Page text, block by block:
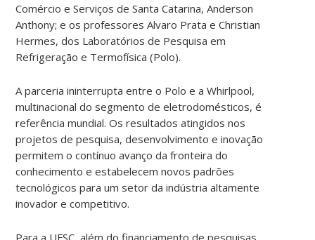
Comércio e Serviços de Santa Catarina, Anderson
Anthony; e os professores Alvaro Prata e Christian
Hermes, dos Laboratórios de Pesquisa em
Refrigeração e Termofísica (Polo).
A parceria ininterrupta entre o Polo e a Whirlpool,
multinacional do segmento de eletrodomésticos, é
referência mundial. Os resultados atingidos nos
projetos de pesquisa, desenvolvimento e inovação
permitem o contínuo avanço da fronteira do
conhecimento e estabelecem novos padrões
tecnológicos para um setor da indústria altamente
inovador e competitivo.
Para a UFSC, além do financiamento de pesquisas